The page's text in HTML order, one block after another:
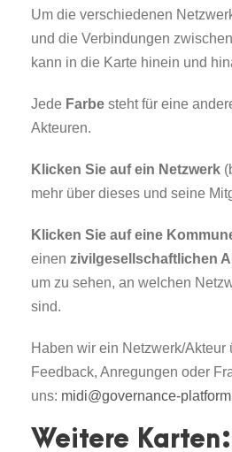
Um die verschiedenen
und die Verbindungen
kann in die Karte hinein und
Jede Farbe steht für eine
Akteuren.
Klicken Sie auf ein Netzwerk
mehr über dieses und seine
Klicken Sie auf eine
einen zivilgesellschaftlichen
um zu sehen, an welchen
sind.
Haben wir ein Netzwerk/Akteur
Feedback, Anregungen oder
uns: midi@governance-
Weitere Karten: